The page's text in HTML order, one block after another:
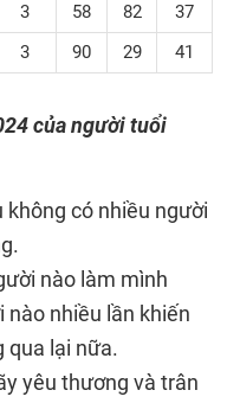
3 58 82
37
3 90 29 41
của người tuổi
không có nhiều người
nào làm mình
nào nhiều lần khiến
qua lại nữa.
yêu thương và trân